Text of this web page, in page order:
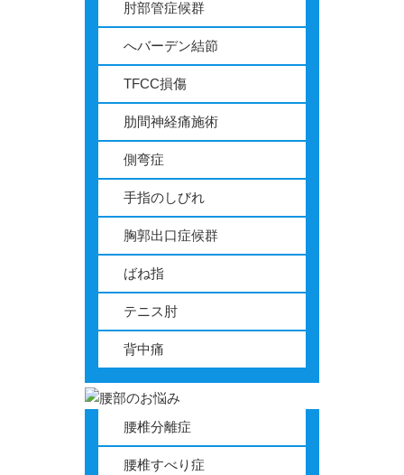
肘部管症候群
へバーデン結節
TFCC損傷
肋間神経痛施術
側弯症
手指のしびれ
胸郭出口症候群
ばね指
テニス肘
背中痛
腰椎分離症
腰椎すべり症